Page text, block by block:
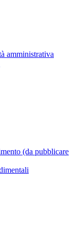
amministrativa
(da pubblicare